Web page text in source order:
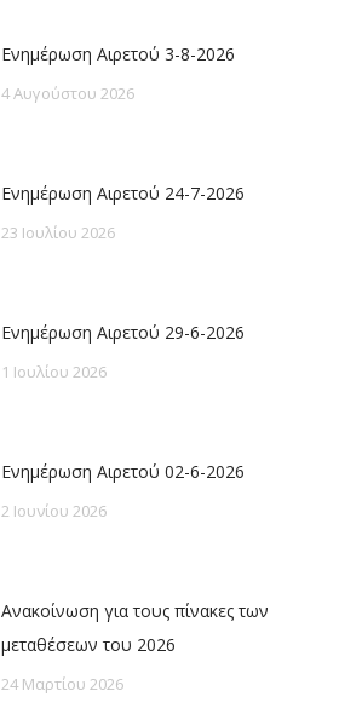
Ενημέρωση Αιρετού 3-8-2026
4 Αυγούστου 2026
Ενημέρωση Αιρετού 24-7-2026
23 Ιουλίου 2026
Ενημέρωση Αιρετού 29-6-2026
1 Ιουλίου 2026
Ενημέρωση Αιρετού 02-6-2026
2 Ιουνίου 2026
Ανακοίνωση για τους πίνακες των
μεταθέσεων του 2026
24 Μαρτίου 2026